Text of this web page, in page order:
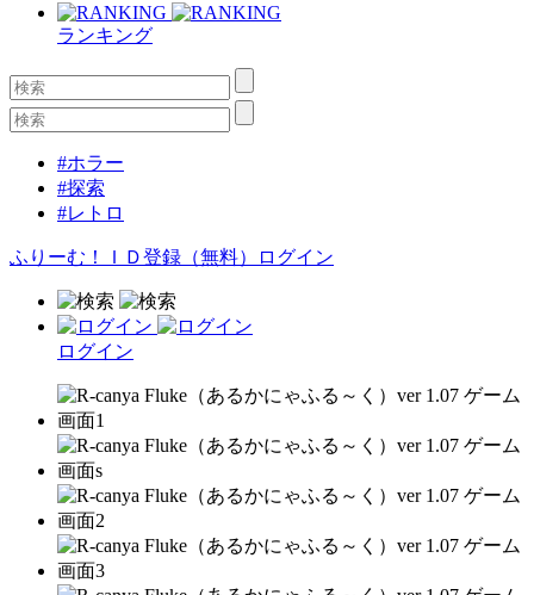
ランキング
#ホラー
#探索
#レトロ
ふりーむ！ＩＤ登録（無料） ログイン
ログイン